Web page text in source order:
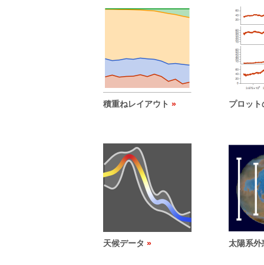
積重ねレイアウト プロッ
天候データ 太陽系外